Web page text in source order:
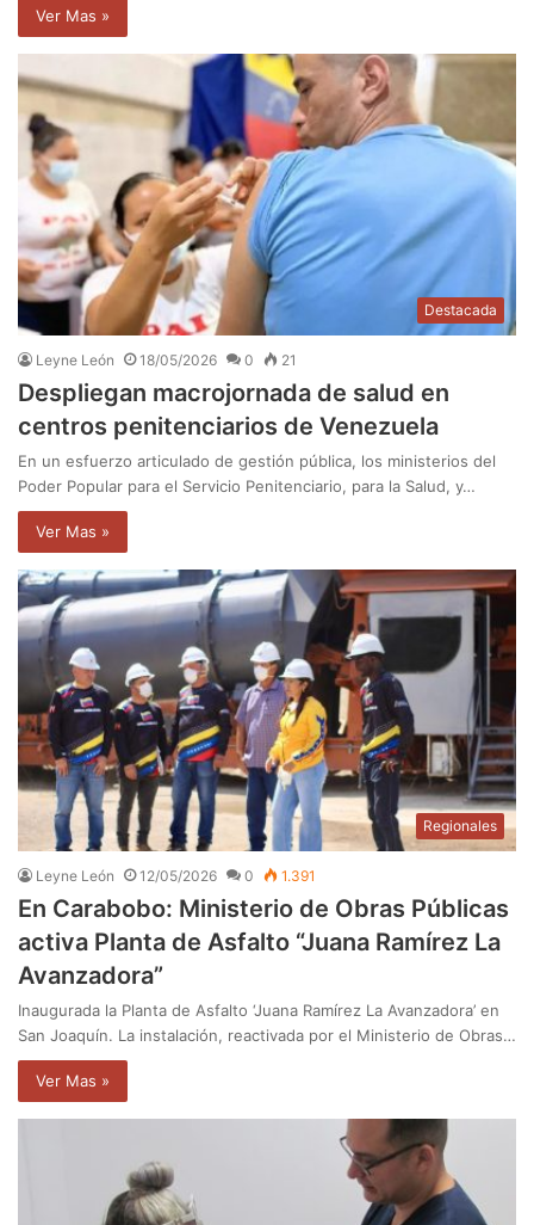
Ver Mas »
Destacada
Leyne León 18/05/2026 0 21
Despliegan macrojornada de salud en
centros penitenciarios de Venezuela
En un esfuerzo articulado de gestión pública, los ministerios del
Poder Popular para el Servicio Penitenciario, para la Salud, y…
Ver Mas »
Regionales
Leyne León 12/05/2026 0 1.391
En Carabobo: Ministerio de Obras Públicas
activa Planta de Asfalto “Juana Ramírez La
Avanzadora”
Inaugurada la Planta de Asfalto ‘Juana Ramírez La Avanzadora’ en
San Joaquín. La instalación, reactivada por el Ministerio de Obras…
Ver Mas »